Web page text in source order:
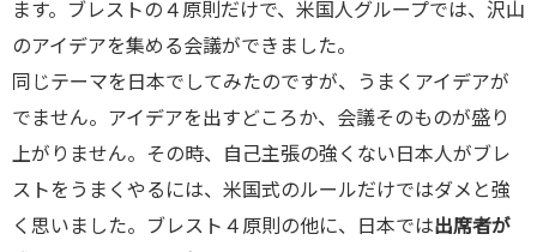
ます。ブレストの４原則だけで、米国人グループでは、沢山
のアイデアを集める会議ができました。
同じテーマを日本でしてみたのですが、うまくアイデアが
でません。アイデアを出すどころか、会議そのものが盛り
上がりません。その時、自己主張の強くない日本人がブレ
ストをうまくやるには、米国式のルールだけではダメと強
く思いました。ブレスト４原則の他に、日本では出席者が